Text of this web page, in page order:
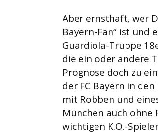
Aber ernsthaft, wer
Bayern-Fan“ ist und
Guardiola-Truppe
die ein oder andere
Prognose doch zu
der FC Bayern in
mit Robben und
München auch ohne
wichtigen K.O.-